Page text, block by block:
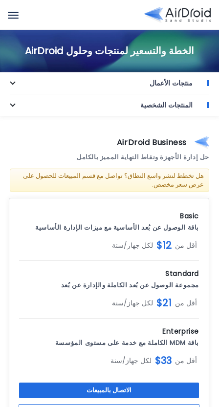
الخطة والتسعير لمنتجات وحلول AirDroid
منتجات الأعمال
المنتجات الشخصية
AirDroid Business
حل إدارة الأجهزة ونقاط النهاية المميز بالكامل
هل تخطط لنشر واسع النطاق؟ تواصل مع قسم المبيعات للحصول على
عرض سعر مخصص.
Basic
باقة الوصول عن بُعد الأساسية مع ميزات الإدارة الأساسية
أقل من $12 لكل جهاز/سنة
Standard
مجموعة الوصول عن بُعد الكاملة والإدارة عن بُعد
أقل من $21 لكل جهاز/سنة
Enterprise
باقة MDM الكاملة مع خدمة على مستوى المؤسسة
أقل من $33 لكل جهاز/سنة
الاتصال بالمبيعات